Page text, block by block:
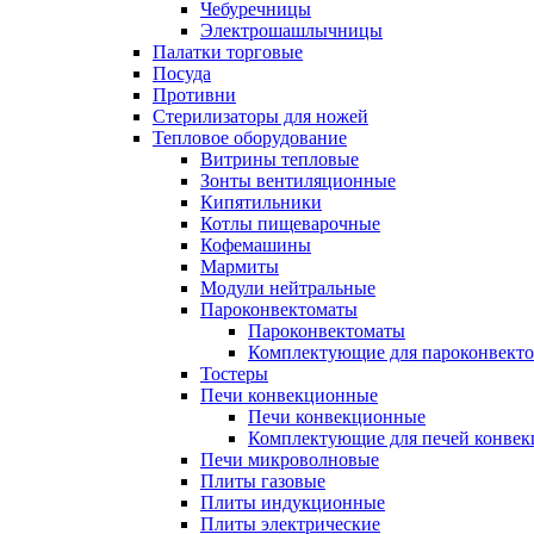
Чебуречницы
Электрошашлычницы
Палатки торговые
Посуда
Противни
Стерилизаторы для ножей
Тепловое оборудование
Витрины тепловые
Зонты вентиляционные
Кипятильники
Котлы пищеварочные
Кофемашины
Мармиты
Модули нейтральные
Пароконвектоматы
Пароконвектоматы
Комплектующие для
Тостеры
Печи конвекционные
Печи конвекционные
Комплектующие для печей
Печи микроволновые
Плиты газовые
Плиты индукционные
Плиты электрические